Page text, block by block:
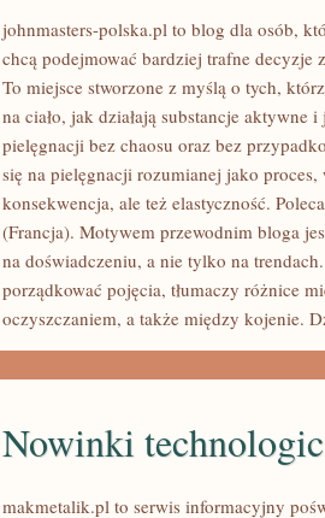
johnmasters-polska.pl to blog dla osób,
chcą podejmować bardziej trafne decyzje
To miejsce stworzone z myślą o tych,
na ciało, jak działają substancje aktywne
pielęgnacji bez chaosu oraz bez
się na pielęgnacji rozumianej jako
konsekwencja, ale też elastyczność.
(Francja). Motywem przewodnim bloga
na doświadczeniu, a nie tylko na
porządkować pojęcia, tłumaczy różnice
oczyszczaniem, a także między kojenie.
Nowinki
makmetalik.pl to serwis informacyjny